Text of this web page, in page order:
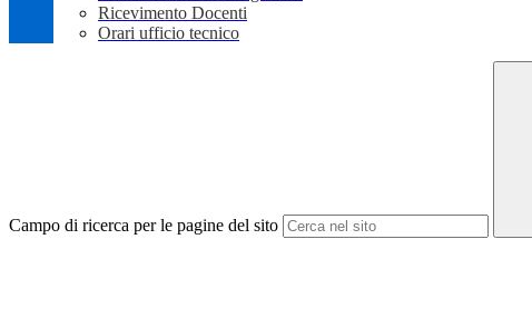
Ricevimento Docenti
Orari ufficio tecnico
Campo di ricerca per le pagine del sito